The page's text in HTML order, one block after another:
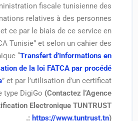
l’administration fiscale tunisienne des
informations relatives à des personnes
et ce par le biais de ce service en
“FATCA Tunisie” et selon un cahier des
technique “Transfert d’informations en
application de la loi FATCA par procédé
” et par l’utilisation d’un certificat
de type DigiGo(Contactez l’Agence
de Certification Electronique TUNTRUST
:https://www.tuntrust.tn